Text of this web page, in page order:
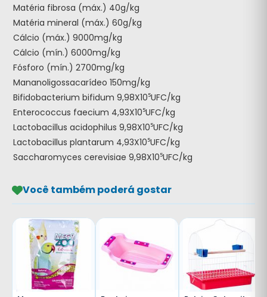
Matéria fibrosa (máx.) 40g/kg
Matéria mineral (máx.) 60g/kg
Cálcio (máx.) 9000mg/kg
Cálcio (mín.) 6000mg/kg
Fósforo (mín.) 2700mg/kg
Mananoligossacarídeo 150mg/kg
Bifidobacterium bifidum 9,98X10⁵UFC/kg
Enterococcus faecium 4,93X10⁵UFC/kg
Lactobacillus acidophilus 9,98X10⁵UFC/kg
Lactobacillus plantarum 4,93X10⁵UFC/kg
Saccharomyces cerevisiae 9,98X10⁵UFC/kg
Você também poderá gostar